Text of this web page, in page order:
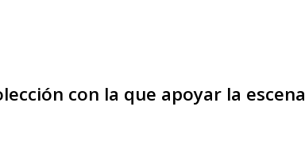
con la que apoyar la escena